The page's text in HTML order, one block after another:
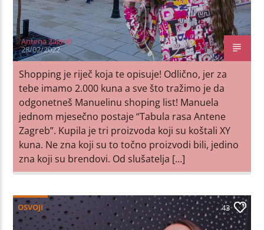
Antena Zagreb
28/02/2022
Shopping je riječ koja te opisuje! Odlično, jer za
tebe imamo 2.000 kuna a sve što tražimo je da
odgonetneš Manuelinu shoping list! Manuela
jednom mjesečno postaje “Tabula rasa Antene
Zagreb”. Kupila je tri proizvoda koji su koštali XY
kuna. Ne zna koji su to točno proizvodi bili, jedino
zna koji su brendovi. Od slušatelja […]
OSVOJI 43